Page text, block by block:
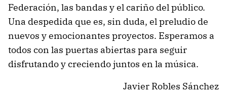
Federación, las bandas y el cariño del público.
Una despedida que es, sin duda, el preludio de
nuevos y emocionantes proyectos. Esperamos a
todos con las puertas abiertas para seguir
disfrutando y creciendo juntos en la música.
Javier Robles Sánchez